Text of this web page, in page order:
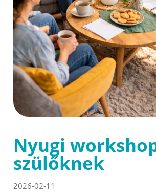
Nyugi
szülőknek
2026-02-11